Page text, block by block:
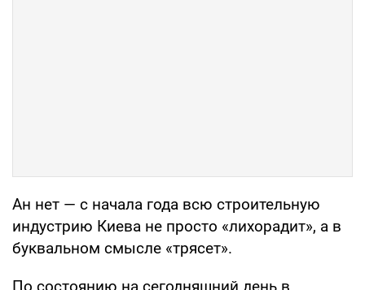
Ан нет — с начала года всю строительную
индустрию Киева не просто «лихорадит», а в
буквальном смысле «трясет».
По состоянию на сегодняшний день в